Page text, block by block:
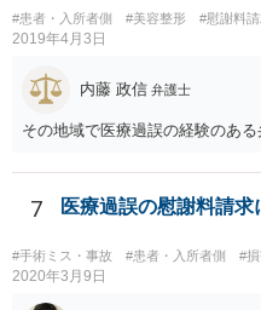
しいという要望を受け容れる弁
社内の部署に相談した場合につ
に相談した上で、事案の見通し
を早急に決断された方が良いか
合は、通常、会社が隠蔽のため
とも一般論としては会社が隠蔽
#患者・入所者側 #美容整形 #慰謝料
2019年4月3日
内藤 政信 弁護士
その地域で医療過誤の経験のあ
7 医療過誤の慰謝料請求
#手術ミス・事故 #患者・入所者側 #
2020年3月9日